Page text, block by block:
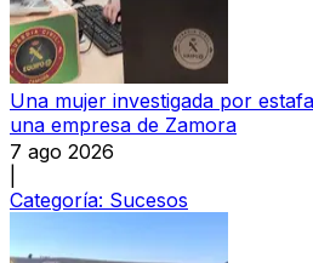
Una mujer investigada por
una empresa de Zamora
7 ago 2026
Categoría: Sucesos